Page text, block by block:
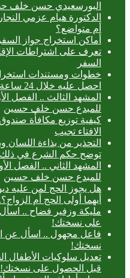
البورسعيدي حسن خلف
الدكتورة هيام عزمي
أم متواضع؟
أماكن استخراج جواز السفر 2022 في القاهرة
تعرف على اشتراطات
السفر
احصل عليه خلال 24 ساعة
المشهد الثالث .. الفصل
للمبدع حسن خلف حسين
كيفية توزيع مكافأة
الافتاء تجيب
التحذير من بذاءة اللسان
توضح حكم الشرع في ذلك
المشهد الثاني .. الفصل
للمبدع حسن خلف حسين
هل يجوز الحج لمن عليه
أيهما أولى الحج أم
مليكة وزفير فضاح ..
على نسختك!
فاعل مجهول .. اسأل عن
نسختك!
تعديل سلوكيات الأطفال
قبل الحصول على نسختك!